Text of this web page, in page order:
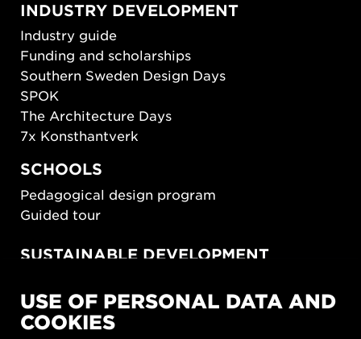
INDUSTRY DEVELOPMENT
Industry guide
Funding and scholarships
Southern Sweden Design Days
SPOK
The Architecture Days
7x Konsthantverk
SCHOOLS
Pedagogical design program
Guided tour
SUSTAINABLE DEVELOPMENT
SUSTAINORDIC
Share Future Living
USE OF PERSONAL DATA AND
COOKIES